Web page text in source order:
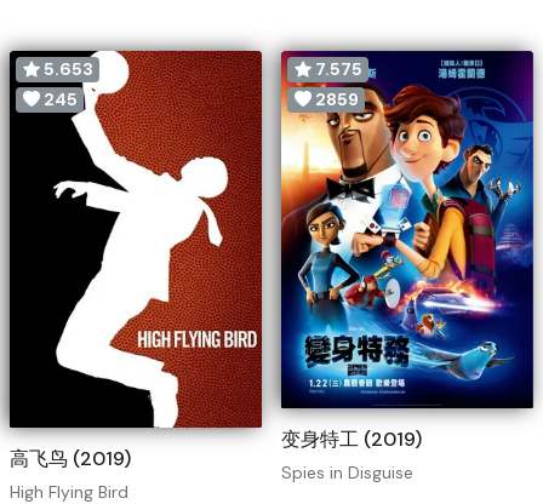
5.653
245
高飞鸟 (2019)
High Flying Bird
7.575
2859
变身特工 (2019)
Spies in Disguise